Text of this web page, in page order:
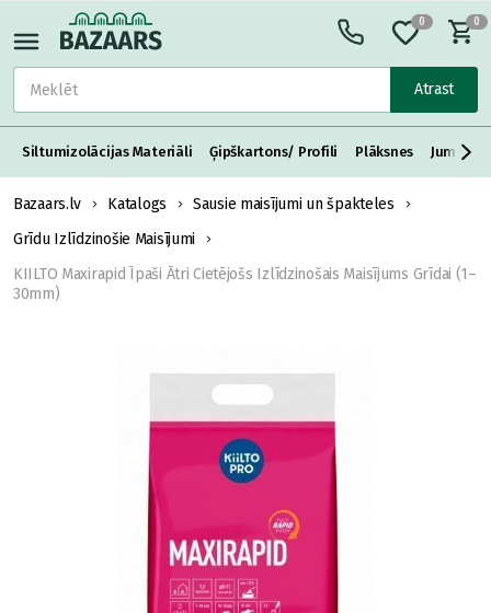
Atrast
0 0
Siltumizolācijas Materiāli Ģipškartons/ Profili Plāksnes Jumta
Bazaars.lv Katalogs
Sausie maisījumi un špakteles
Grīdu Izlīdzinošie Maisījumi
KIILTO Maxirapid Īpaši Ātri Cietējošs Izlīdzinošais Maisījums Grīdai (1–
30mm)